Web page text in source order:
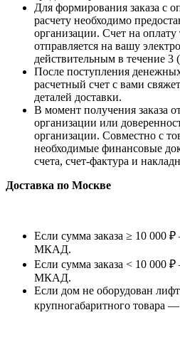
Для формирования заказа с
расчету необходимо
организации. Счет на оплату
отправляется на вашу
действительным в течение 3
После поступления
расчетный счет с вами
деталей доставки.
В момент получения заказа
организации или
организации. Совместно с
необходимые финансовые
счета, счет-фактура и
Доставка по Москве
Если сумма заказа ≥ 10 000
МКАД.
Если сумма заказа < 10 000
МКАД.
Если дом не оборудован
крупногабаритного товара